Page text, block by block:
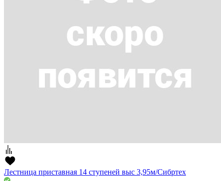
Лестница приставная 14 ступеней выс 3,95м/Сибртех